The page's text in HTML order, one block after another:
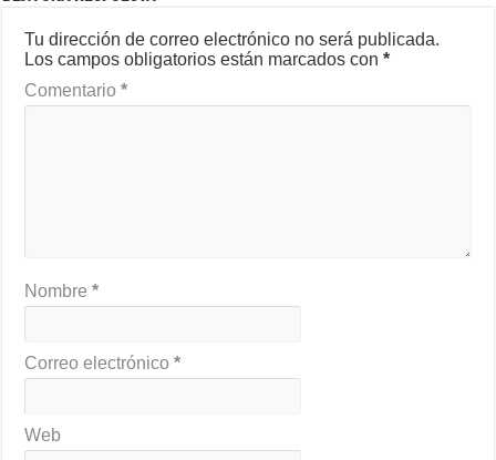
Tu dirección de correo electrónico no será publicada.
Los campos obligatorios están marcados con*
Comentario*
Nombre*
Correo electrónico*
Web